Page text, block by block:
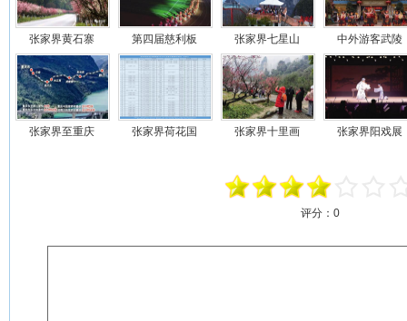
张家界黄石寨 第四届慈利板 张家界七星山 中外游客武陵
张家界至重庆 张家界荷花国 张家界十里画 张家界阳戏展
评分： 0